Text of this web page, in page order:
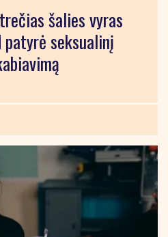
šalies vyras
seksualinį